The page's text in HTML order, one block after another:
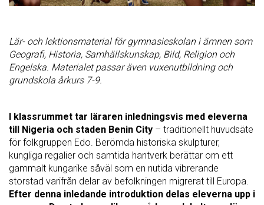
Lär- och lektionsmaterial för gymnasieskolan i ämnen som
Geografi, Historia, Samhällskunskap, Bild, Religion och
Engelska. Materialet passar även vuxenutbildning och
grundskola årkurs 7-9.
I klassrummet tar läraren inledningsvis med eleverna
till Nigeria och staden Benin City – traditionellt huvudsäte
för folkgruppen Edo. Berömda historiska skulpturer,
kungliga regalier och samtida hantverk berättar om ett
gammalt kungarike såväl som en nutida vibrerande
storstad varifrån delar av befolkningen migrerat till Europa.
Efter denna inledande introduktion delas eleverna upp i